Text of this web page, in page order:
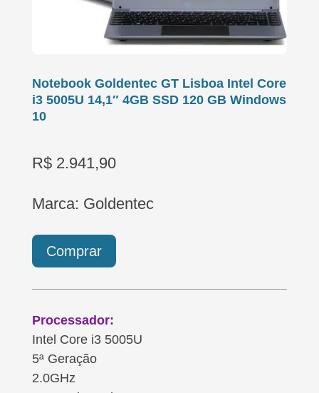
Notebook Goldentec GT Lisboa Intel Core
i3 5005U 14,1″ 4GB SSD 120 GB Windows
10
R$ 2.941,90
Marca: Goldentec
Comprar
Processador:
Intel Core i3 5005U
5ª Geração
2.0GHz